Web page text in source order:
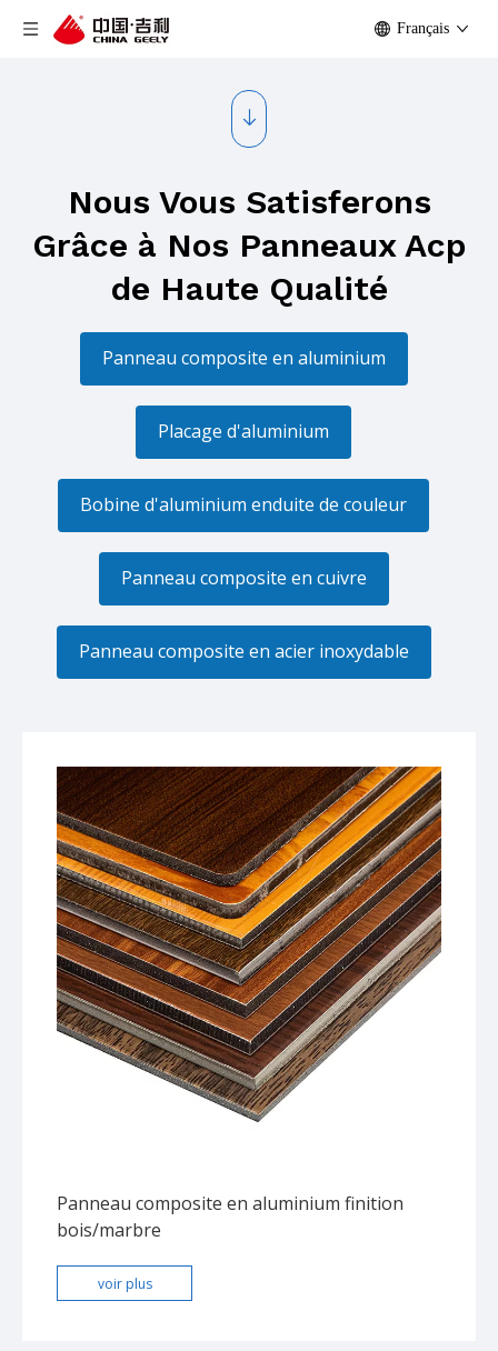
Français
Nous Vous Satisferons
Grâce à Nos Panneaux Acp
de Haute Qualité
Panneau composite en aluminium
Placage d'aluminium
Bobine d'aluminium enduite de couleur
Panneau composite en cuivre
Panneau composite en acier inoxydable
Panneau composite en aluminium finition
bois/marbre
voir plus